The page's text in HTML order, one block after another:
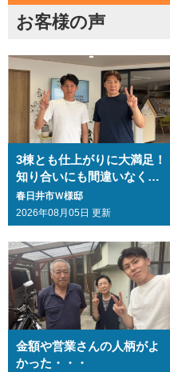
お客様の声
3棟とも仕上がりに大満足！
知り合いにも間違いなくお
勧めします・・・
春日井市Ｗ様邸
2026年08月05日 更新
金額や営業さんの人柄がよ
かった・・・